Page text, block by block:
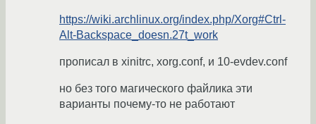
https://wiki.archlinux.org/index.php/Xorg#Ctrl-
Alt-Backspace_doesn.27t_work
прописал в xinitrc, xorg.conf, и 10-evdev.conf
но без того магического файлика эти
варианты почему-то не работают